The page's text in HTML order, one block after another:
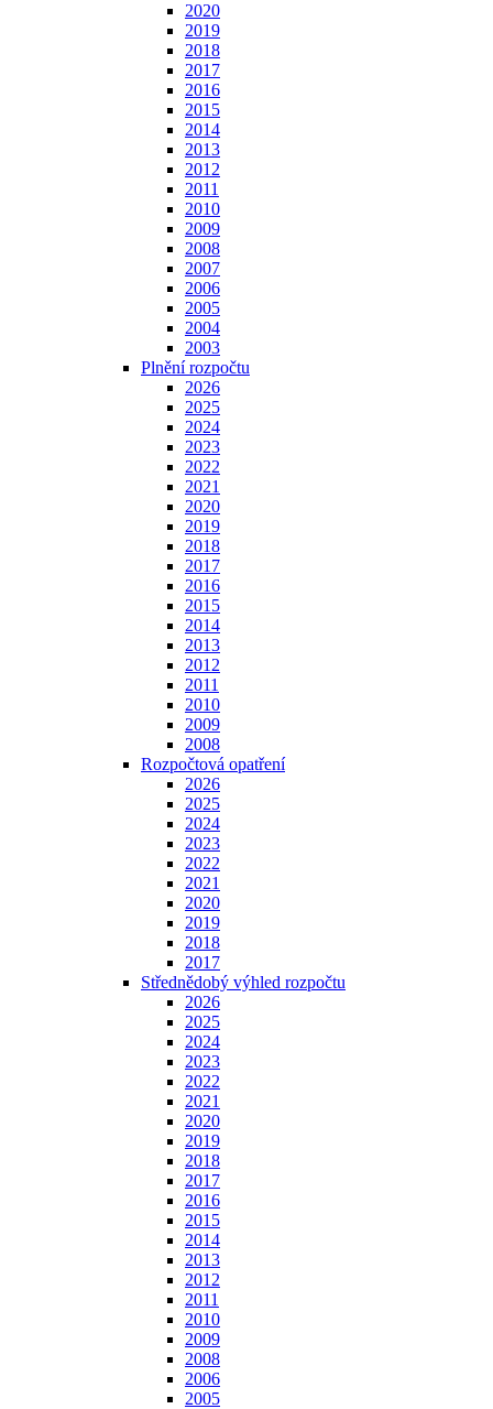
2020
2019
2018
2017
2016
2015
2014
2013
2012
2011
2010
2009
2008
2007
2006
2005
2004
2003
Plnění rozpočtu
2026
2025
2024
2023
2022
2021
2020
2019
2018
2017
2016
2015
2014
2013
2012
2011
2010
2009
2008
Rozpočtová opatření
2026
2025
2024
2023
2022
2021
2020
2019
2018
2017
Střednědobý výhled rozpočtu
2026
2025
2024
2023
2022
2021
2020
2019
2018
2017
2016
2015
2014
2013
2012
2011
2010
2009
2008
2006
2005